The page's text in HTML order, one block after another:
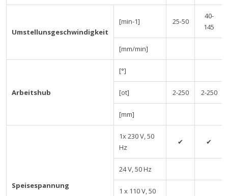
Umstellunsgeschwindigkeit
[min-1] 25-50
40-
145
[mm/min]
Arbeitshub
[°]
[ot] 2-250 2-250
[mm]
Speisespannung
1x 230 V, 50
Hz
✔ ✔
24 V, 50 Hz
1 x 110 V, 50